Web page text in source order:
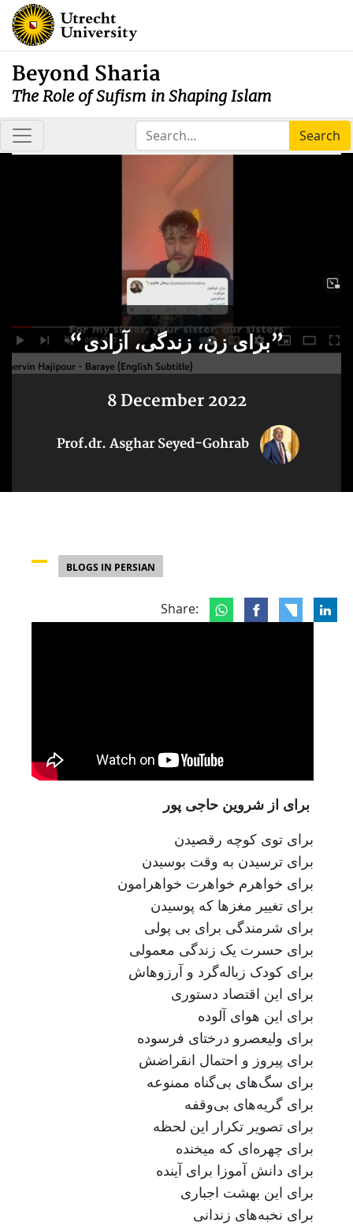
Beyond Sharia
The Role of Sufism in Shaping Islam
Search
“برای زن، زندگی، آزادی”
8 December 2022
Prof.dr. Asghar Seyed-Gohrab
BLOGS IN PERSIAN
Share:
برای از شروین حاجی پور
برای توی کوچه رقصیدن
برای ترسیدن به وقت بوسیدن
برای خواهرم خواهرت خواهرامون
برای تغییر مغزها که پوسیدن
برای شرمندگی برای بی پولی
برای حسرت یک زندگی معمولی
برای کودک زباله‌گرد و آرزوهاش
برای این اقتصاد دستوری
برای این هوای آلوده
برای ولیعصرو درختای فرسوده
برای پیروز و احتمال انقراضش
برای سگ‌های بی‌گناه ممنوعه
برای گریه‌های بی‌وقفه
برای تصویر تکرار این لحظه
برای چهره‌ای که میخنده
برای دانش آموزا برای آینده
برای این بهشت اجباری
برای نخبه‌های زندانی